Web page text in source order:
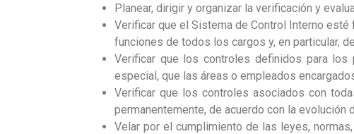
Planear, dirigir y organizar la verificación y
Verificar que el Sistema de Control Interno
funciones de todos los cargos y, en particular,
Verificar que los controles definidos para
especial, que las áreas o empleados
Verificar que los controles asociados con
permanentemente, de acuerdo con la evolución
Velar por el cumplimiento de las leyes,